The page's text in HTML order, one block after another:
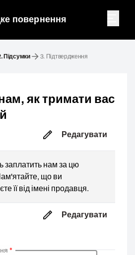
повернення
Підсумки 3. Підтвердження
як тримати вас
Редагувати
заплатить нам за цю
що ви
її від імені продавця.
Редагувати
*